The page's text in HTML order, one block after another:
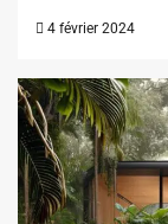
4 février 2024